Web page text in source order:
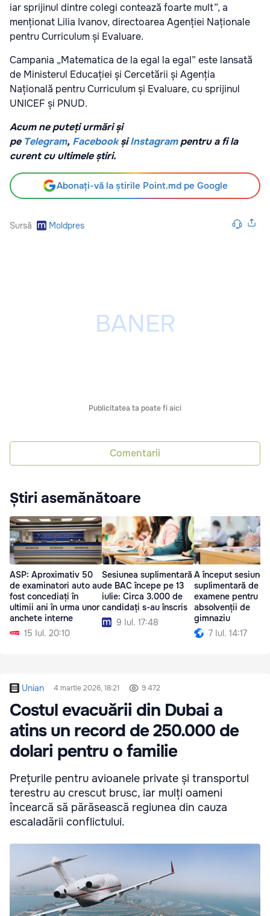
iar sprijinul dintre colegi contează foarte mult”, a
menționat Lilia Ivanov, directoarea Agenției Naționale
pentru Curriculum și Evaluare.
Campania „Matematica de la egal la egal” este lansată
de Ministerul Educației și Cercetării și Agenția
Națională pentru Curriculum și Evaluare, cu sprijinul
UNICEF și PNUD.
Acum ne puteți urmări și
pe Telegram, Facebook șiInstagrampentru a fi la
curent cu ultimele știri.
Abonați-vă la știrile Point.md pe Google
Sursă Moldpres
Publicitatea ta poate fi aici
Comentarii
Știri asemănătoare
ASP: Aproximativ 50
de examinatori auto au
fost concediați în
ultimii ani în urma unor
anchete interne
15 Iul. 20:10
Sesiunea suplimentară
de BAC începe pe 13
iulie: Circa 3.000 de
candidați s-au înscris
9 Iul. 17:48
A început sesiunea
suplimentară de
examene pentru
absolvenții de
gimnaziu
7 Iul. 14:17
Unian 4 martie 2026, 18:21 9 472
Costul evacuării din Dubai a
atins un record de 250.000 de
dolari pentru o familie
Prețurile pentru avioanele private și transportul
terestru au crescut brusc, iar mulți oameni
încearcă să părăsească regiunea din cauza
escaladării conflictului.